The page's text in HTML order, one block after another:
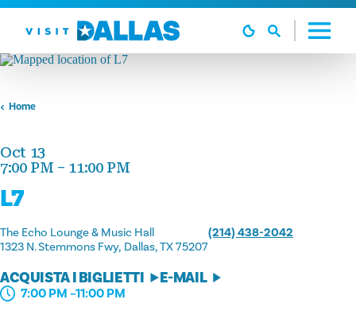
Vai al contenuto
Home
Oct 13
7:00 PM – 11:00 PM
L7
The Echo Lounge & Music Hall
1323 N. Stemmons Fwy Dallas, TX 75207
(214) 438-2042
ACQUISTA I BIGLIETTI E-MAIL
7:00 PM –11:00 PM